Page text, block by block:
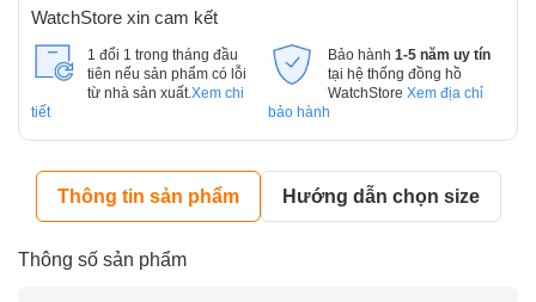
WatchStore xin cam kết
1 đổi 1 trong tháng đầu
tiên nếu sản phẩm có lỗi
từ nhà sản xuất. Xem chi
tiết
Bảo hành 1-5 năm uy tín
tại hệ thống đồng hồ
WatchStore Xem địa chỉ
bảo hành
Thông tin sản phẩm Hướng dẫn chọn size
Thông số sản phẩm